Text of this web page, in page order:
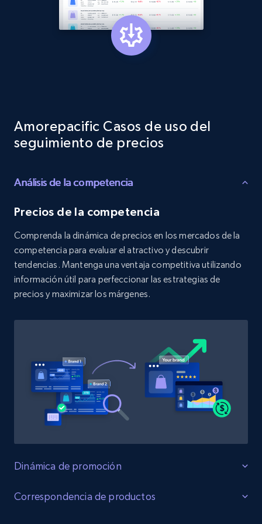
Etsy - Collect data on products using
specified keywords
URL, Product id, Listing inventory id, Title, Rating,
Reviews count shop, Reviews count item, Initial
Etsy - Collects data from shop's URL
Reviews count shop, Reviews count item, Initial
Amazon products search
Asin, URL, Name, Sponsored, Initial price, Final
Comenzar ahora
Target
URL, Product id, Title, Product description,
and more.
Amorepacific Casos de uso del
seguimiento de precios
Análisis de la competencia
Precios de la competencia
Comprenda la dinámica de precios en los mercados de la
competencia para evaluar el atractivo y descubrir
tendencias. Mantenga una ventaja competitiva utilizando
información útil para perfeccionar las estrategias de
precios y maximizar los márgenes.
Dinámica de promoción
Optimice las ventas
Correspondencia de productos